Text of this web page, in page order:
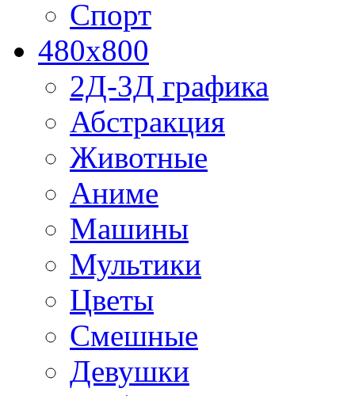
Спорт
480x800
2Д-3Д графика
Абстракция
Животные
Аниме
Машины
Мультики
Цветы
Смешные
Девушки